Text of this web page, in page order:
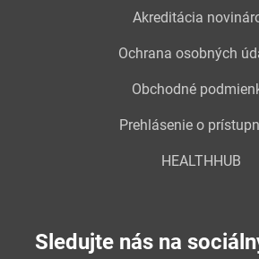
Akreditácia
Ochrana osobných
Obchodné
Prehlásenie o
HEALTHHUB
Sledujte nás na